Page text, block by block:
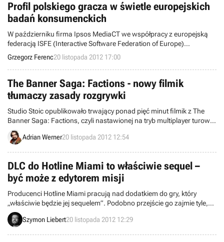
Profil polskiego gracza w świetle europejskich
badań konsumenckich
W październiku firma Ipsos MediaCT we współpracy z europejską
federacją ISFE (Interactive Software Federation of Europe)
przeprowadziła internetowe badania konsumenckie polskich graczy.
Wynika z nich m.in. że Polacy najczęściej grają na laptopach,
zazwyczaj w gry sieciowe, a co czwarty rodzic gra z własnymi
dziećmi.
Grzegorz Ferenc20 listopada 2012 17:00
The Banner Saga: Factions - nowy filmik
tłumaczy zasady rozgrywki
Studio Stoic opublikowało trwający ponad pięć minut filmik z The
Banner Saga: Factions, czyli nastawionej na tryb multiplayer turowej
strategii, która posłuży jako prequel w stosunku do gry cRPG The
Banner Saga.
Adrian Werner20 listopada 2012 12:54
DLC do Hotline Miami to właściwie sequel –
być może z edytorem misji
Producenci Hotline Miami pracują nad dodatkiem do gry, który
„właściwie będzie jej sequelem”. Podobno przejście go zajmie tyle,
co ukończenie podstawowej kampanii. Deweloperzy myślą też o
wypuszczeniu edytora misji.
Szymon Liebert20 listopada 2012 12:29